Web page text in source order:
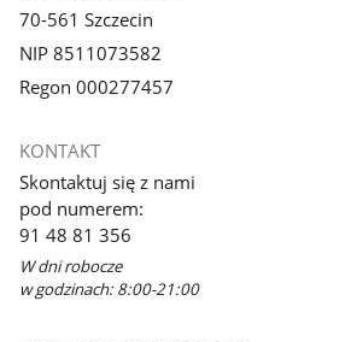
70-561 Szczecin
NIP 8511073582
Regon 000277457
KONTAKT
Skontaktuj się z nami
pod numerem:
91 48 81 356
W dni robocze
w godzinach: 8:00-21:00